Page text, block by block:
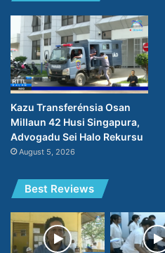
Kazu Transferénsia Osan
Millaun 42 Husi Singapura,
Advogadu Sei Halo Rekursu
August 5, 2026
Best Reviews